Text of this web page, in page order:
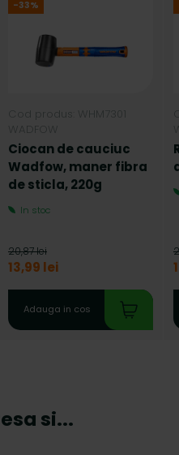
-33%
Cod produs: WHM7301
WADFOW
Ciocan de cauciuc
Wadfow, maner fibra
de sticla, 220g
In stoc
13,99 lei
20,87 lei
Adauga in cos
si...